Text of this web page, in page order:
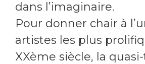
dans l’imaginaire.
Pour donner chair à
artistes les plus
XXème siècle, la